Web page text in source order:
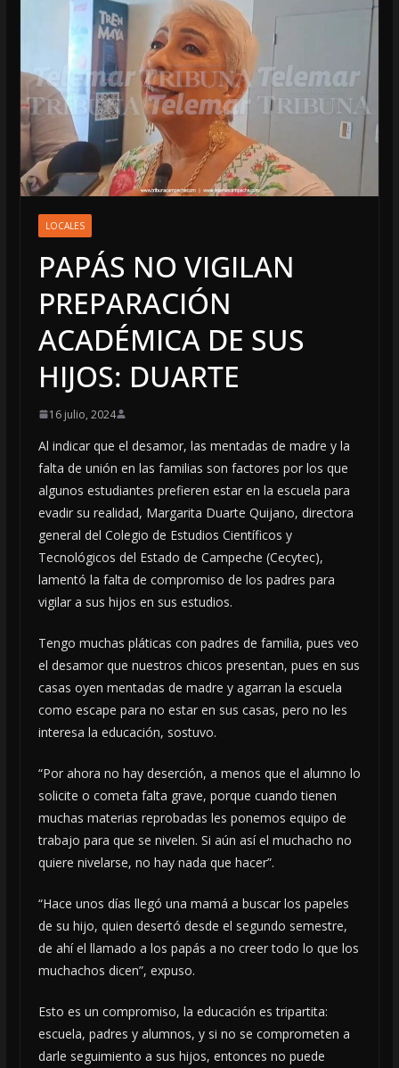
LOCALES
PAPÁS NO VIGILAN
PREPARACIÓN
ACADÉMICA DE SUS
HIJOS: DUARTE
16 julio, 2024
Al indicar que el desamor, las mentadas de madre y la
falta de unión en las familias son factores por los que
algunos estudiantes prefieren estar en la escuela para
evadir su realidad, Margarita Duarte Quijano, directora
general del Colegio de Estudios Científicos y
Tecnológicos del Estado de Campeche (Cecytec),
lamentó la falta de compromiso de los padres para
vigilar a sus hijos en sus estudios.
Tengo muchas pláticas con padres de familia, pues veo
el desamor que nuestros chicos presentan, pues en sus
casas oyen mentadas de madre y agarran la escuela
como escape para no estar en sus casas, pero no les
interesa la educación, sostuvo.
“Por ahora no hay deserción, a menos que el alumno lo
solicite o cometa falta grave, porque cuando tienen
muchas materias reprobadas les ponemos equipo de
trabajo para que se nivelen. Si aún así el muchacho no
quiere nivelarse, no hay nada que hacer”.
“Hace unos días llegó una mamá a buscar los papeles
de su hijo, quien desertó desde el segundo semestre,
de ahí el llamado a los papás a no creer todo lo que los
muchachos dicen”, expuso.
Esto es un compromiso, la educación es tripartita:
escuela, padres y alumnos, y si no se comprometen a
darle seguimiento a sus hijos, entonces no puede